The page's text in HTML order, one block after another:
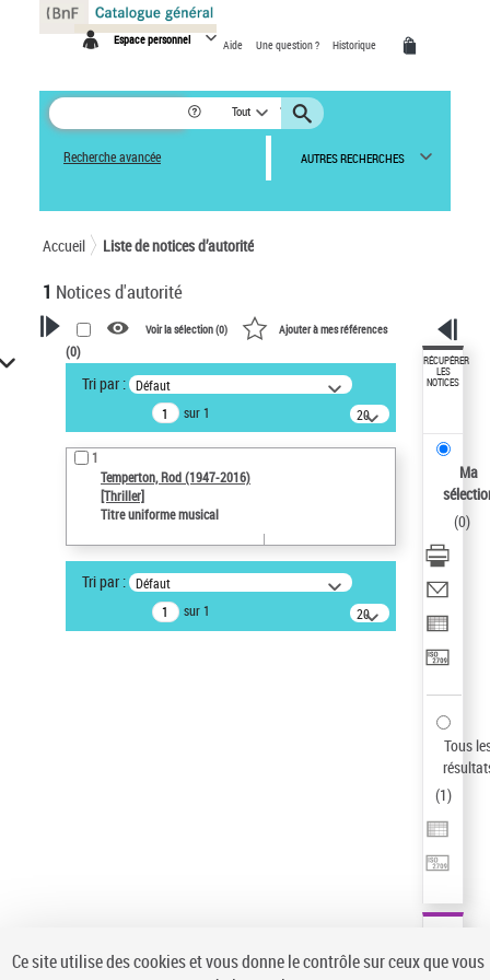
Espace personnel Aide Une question ? Historique
Tout
Recherche avancée AUTRES RECHERCHES
Accueil Liste de notices d’autorité
1 Notices d'autorité
VOTRE RECHERCHE
Recherche avancée dans les
notices d’autorité
Œuvres liées à l'auteur :
Temperton, Rod (1947-2016)
Statut de la notice d’autorité
Notice élémentaire
Type de notice d'autorité
Pays
Voir la sélection (0) Ajouter à mes références
(0)
Tri par : Défaut
sur 1
20
résultats/page
1
Temperton, Rod (1947-2016)
[Thriller]
Titre uniforme musical
Tri par : Défaut
sur 1
20
résultats/page
RÉCUPÉRER
LES
NOTICES
Ma
(0)
Tous
(1)
Panneau de gestion des cookies
Ce site utilise des cookies et vous donne le contrôle sur ceux que vous